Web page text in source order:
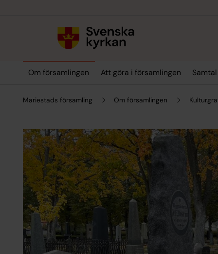
Om församlingen Att göra i församlingen
Mariestads församling Om församlingen